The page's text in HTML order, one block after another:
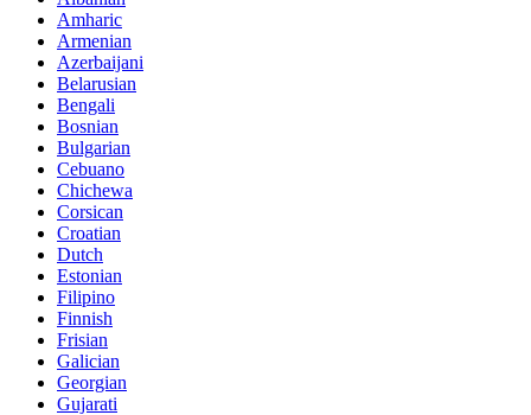
Amharic
Armenian
Azerbaijani
Belarusian
Bengali
Bosnian
Bulgarian
Cebuano
Chichewa
Corsican
Croatian
Dutch
Estonian
Filipino
Finnish
Frisian
Galician
Georgian
Gujarati